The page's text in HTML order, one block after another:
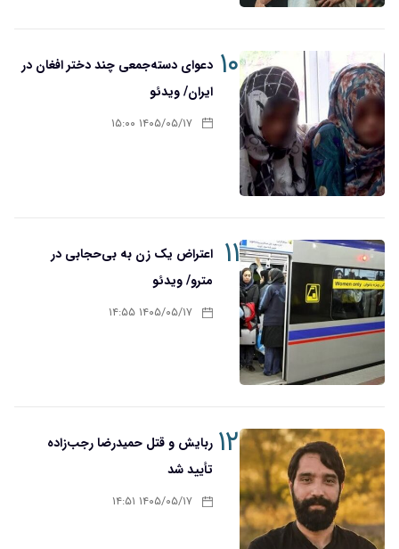
۱۰ دعوای دسته‌جمعی چند دختر افغان در
ایران/ ویدئو
۱۴۰۵/۰۵/۱۷ ۱۵:۰۰
۱۱ اعتراض یک زن به بی‌حجابی در
مترو/ ویدئو
۱۴۰۵/۰۵/۱۷ ۱۴:۵۵
۱۲ربایش و قتل حمیدرضا رجب‌زاده
تأیید شد
۱۴۰۵/۰۵/۱۷ ۱۴:۵۱